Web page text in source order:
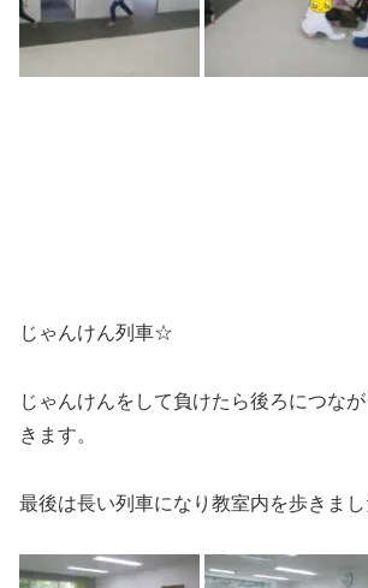
じゃんけん列車☆
じゃんけんをして負けたら後ろにつな
きます。
最後は長い列車になり教室内を歩きまし